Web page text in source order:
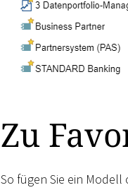
Zu
So fügen Sie ein